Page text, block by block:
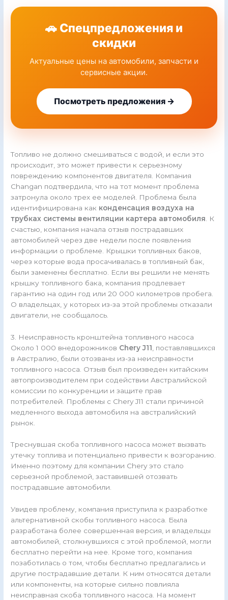
🚗 Спецпредложения и
скидки
Актуальные цены на автомобили, запчасти и
сервисные акции.
Посмотреть предложения →
Топливо не должно смешиваться с водой, и если это
происходит, это может привести к серьезному
повреждению компонентов двигателя. Компания
Changan подтвердила, что на тот момент проблема
затронула около трех ее моделей. Проблема была
идентифицирована как конденсация воздуха на
трубках системы вентиляции картера автомобиля . К
счастью, компания начала отзыв пострадавших
автомобилей через две недели после появления
информации о проблеме. Крышки топливных баков,
через которые вода просачивалась в топливный бак,
были заменены бесплатно. Если вы решили не менять
крышку топливного бака, компания продлевает
гарантию на один год или 20 000 километров пробега.
О владельцах, у которых из-за этой проблемы отказали
двигатели, не сообщалось.
3. Неисправность кронштейна топливного насоса
Около 1 000 внедорожников Chery J11 , поставлявшихся
в Австралию, были отозваны из-за неисправности
топливного насоса. Отзыв был произведен китайским
автопроизводителем при содействии Австралийской
комиссии по конкуренции и защите прав
потребителей. Проблемы с Chery J11 стали причиной
медленного выхода автомобиля на австралийский
рынок.
Треснувшая скоба топливного насоса может вызвать
утечку топлива и потенциально привести к возгоранию.
Именно поэтому для компании Chery это стало
серьезной проблемой, заставившей отозвать
пострадавшие автомобили.
Увидев проблему, компания приступила к разработке
альтернативной скобы топливного насоса. Была
разработана более совершенная версия, и владельцы
автомобилей, столкнувшихся с этой проблемой, могли
бесплатно перейти на нее. Кроме того, компания
позаботилась о том, чтобы бесплатно предлагались и
другие пострадавшие детали. К ним относятся детали
или компоненты, на которые сильно повлияла
неисправная скоба топливного насоса. На момент